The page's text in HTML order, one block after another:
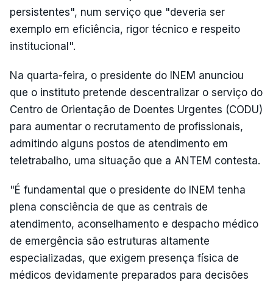
persistentes", num serviço que "deveria ser
exemplo em eficiência, rigor técnico e respeito
institucional".
Na quarta-feira, o presidente do INEM anunciou
que o instituto pretende descentralizar o serviço do
Centro de Orientação de Doentes Urgentes (CODU)
para aumentar o recrutamento de profissionais,
admitindo alguns postos de atendimento em
teletrabalho, uma situação que a ANTEM contesta.
"É fundamental que o presidente do INEM tenha
plena consciência de que as centrais de
atendimento, aconselhamento e despacho médico
de emergência são estruturas altamente
especializadas, que exigem presença física de
médicos devidamente preparados para decisões